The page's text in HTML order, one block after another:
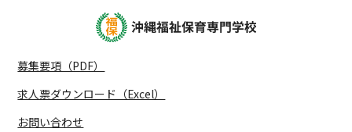
募集要項（PDF）
求人票ダウンロード（Excel）
お問い合わせ